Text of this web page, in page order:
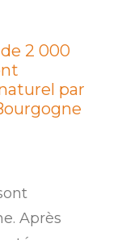
2 000
par
Après